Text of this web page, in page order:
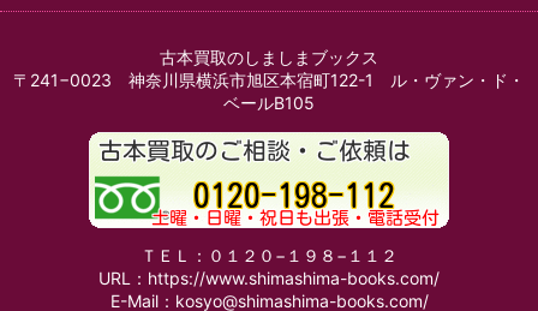
古本買取のしましまブックス
〒241−0023 神奈川県横浜市旭区本宿町122-1 ル・ヴァン・ド・
ベールB105
ＴＥＬ：０１２０−１９８−１１２
URL：https://www.shimashima-books.com/
E-Mail：kosyo@shimashima-books.com/